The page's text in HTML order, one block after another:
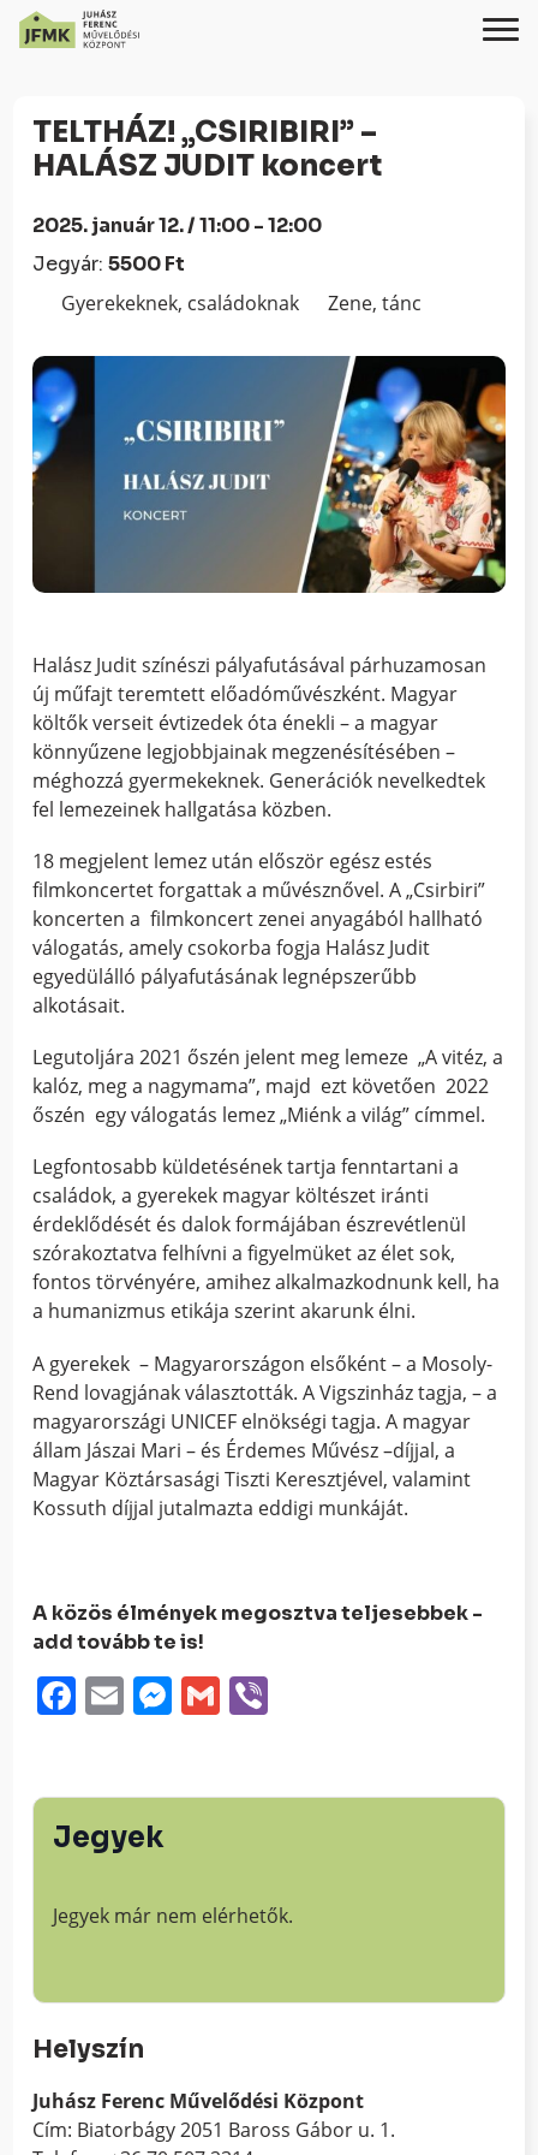
Content
navigációhoz
TELTHÁZ! „CSIRIBIRI” –
HALÁSZ JUDIT koncert
2025. január 12. / 11:00 - 12:00
Jegyár:5500 Ft
Gyerekeknek, családoknak Zene, tánc
Halász Judit színészi pályafutásával párhuzamosan
új műfajt teremtett előadóművészként. Magyar
költők verseit évtizedek óta énekli – a magyar
könnyűzene legjobbjainak megzenésítésében –
méghozzá gyermekeknek. Generációk nevelkedtek
fel lemezeinek hallgatása közben.
18 megjelent lemez után először egész estés
filmkoncertet forgattak a művésznővel. A „Csirbiri”
koncerten a filmkoncert zenei anyagából hallható
válogatás, amely csokorba fogja Halász Judit
egyedülálló pályafutásának legnépszerűbb
alkotásait.
Legutoljára 2021 őszén jelent meg lemeze „A vitéz, a
kalóz, meg a nagymama”, majd ezt követően 2022
őszén egy válogatás lemez „Miénk a világ” címmel.
Legfontosabb küldetésének tartja fenntartani a
családok, a gyerekek magyar költészet iránti
érdeklődését és dalok formájában észrevétlenül
szórakoztatva felhívni a figyelmüket az élet sok,
fontos törvényére, amihez alkalmazkodnunk kell, ha
a humanizmus etikája szerint akarunk élni.
A gyerekek – Magyarországon elsőként – a Mosoly-
Rend lovagjának választották. A Vigszinház tagja, – a
magyarországi UNICEF elnökségi tagja. A magyar
állam Jászai Mari – és Érdemes Művész –díjjal, a
Magyar Köztársasági Tiszti Keresztjével, valamint
Kossuth díjjal jutalmazta eddigi munkáját.
A közös élmények megosztva teljesebbek -
add tovább te is!
Facebook
EmailMessenger
Gmail
Jegyek
Jegyek már nem elérhetők.
Helyszín
Juhász Ferenc Művelődési Központ
Cím: Biatorbágy 2051 Baross Gábor u. 1.